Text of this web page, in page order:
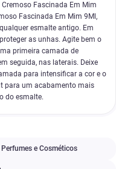
Fascinada Em Mim
Fascinada Em Mim 9Ml,
esmalte antigo. Em
as unhas. Agite bem o
primeira camada de
seguida, nas laterais. Deixe
para intensificar a cor e o
para um acabamento mais
do esmalte.
Perfumes e Cosméticos